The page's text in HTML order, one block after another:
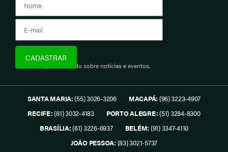
Assine e fique informado sobre notícias e eventos.
SANTA MARIA:(55) 3026-3206 MACAPÁ: (96) 3223-4907
RECIFE:(81) 3032-4183 PORTO ALEGRE:(51) 3284-8300
BRASÍLIA:(61) 3226-6937 BELÉM: (91) 3347-4110
JOÃO PESSOA: (83) 3021-5737